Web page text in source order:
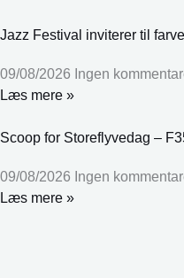
Jazz Festival inviterer til
09/08/2026 Ingen
Læs mere »
Scoop for Storeflyvedag –
09/08/2026 Ingen
Læs mere »